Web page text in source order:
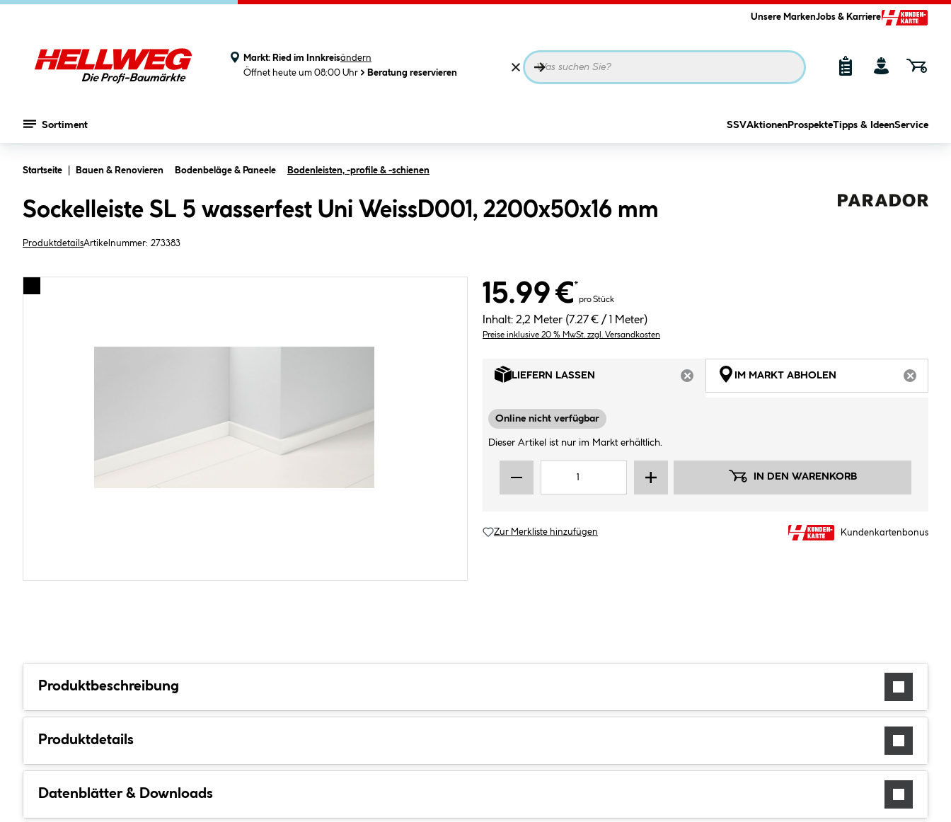
Unsere MarkenJobs & Karriere
Markt: Ried im Innkreisändern
Öffnet heute um 08:00 Uhr
Beratung reservieren
Sortiment SSVAktionen ProspekteTipps & IdeenService
Startseite Bauen & Renovieren Bodenbeläge & Paneele Bodenleisten, -profile & -schienen
Sockelleiste SL 5 wasserfest Uni WeissD001, 2200x50x16 mm
ProduktdetailsArtikelnummer: 273383
15.99 €*
pro Stück
Inhalt: 2,2 Meter (7.27 € / 1 Meter)
Preise inklusive 20 % MwSt. zzgl. Versandkosten
LIEFERN LASSEN
ARTIKEL NICHT VERFÜGBAR
IM MARKT ABHOLEN
Online nicht verfügbar
Dieser Artikel ist nur im Markt erhältlich.
IN DEN WARENKORB
Zur Merkliste hinzufügen Kundenkartenbonus
Produktbeschreibung
Produktdetails
Datenblätter & Downloads